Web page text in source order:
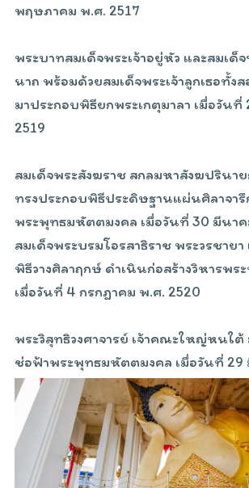
พฤษภาคม พ.ศ. 2517
พระบาทสมเด็จพระเจ้าอยู่หัว และสมเด็
นาถ พร้อมด้วยสมเด็จพระเจ้าลูกเธอทั้งส
มาประกอบพิธียกพระเกตุมาลา เมื่อวัน
2519
สมเด็จพระสังฆราช สกลมหาสังฆปรินาย
ทรงประกอบพิธีประดิษฐานแผ่นศิลาจารึ
พระพุทธมหัตตมงคล เมื่อวันที่ 30 มีนา
สมเด็จพระบรมโอรสาธิราช พระวรชาย
พิธีวางศิลาฤกษ์ ดำเนินก่อสร้างวิหารพ
เมื่อวันที่ 4 กรกฎาคม พ.ศ. 2520
พระวิสุทธิวงศาจารย์ เจ้าคณะใหญ่หนใ
ช่อฟ้าพระพุทธมหัตตมงคล เมื่อวันที่ 29